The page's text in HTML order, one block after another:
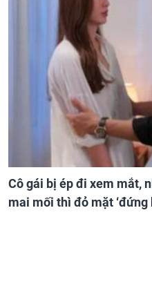
Cô gái bị ép đi xem mắt,
mai mối thì đỏ mặt ‘đứng